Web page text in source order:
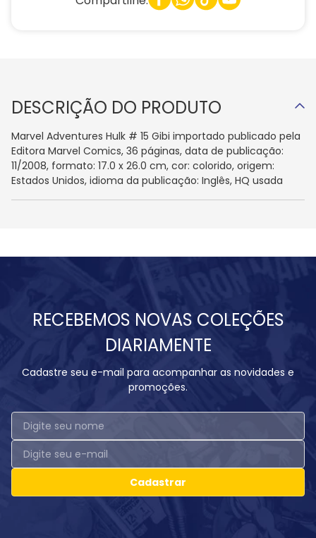
DESCRIÇÃO DO PRODUTO
Marvel Adventures Hulk # 15 Gibi importado publicado pela
Editora Marvel Comics, 36 páginas, data de publicação:
11/2008, formato: 17.0 x 26.0 cm, cor: colorido, origem:
Estados Unidos, idioma da publicação: Inglês, HQ usada
RECEBEMOS NOVAS COLEÇÕES
DIARIAMENTE
Cadastre seu e-mail para acompanhar as novidades e
promoções.
Cadastrar